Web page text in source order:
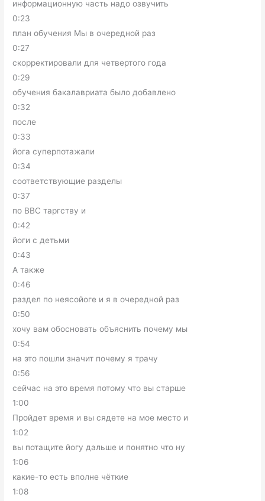
информационную часть надо озвучить
0:23
план обучения Мы в очередной раз
0:27
скорректировали для четвертого года
0:29
обучения бакалавриата было добавлено
0:32
после
0:33
йога суперпотажали
0:34
соответствующие разделы
0:37
по BBC таргству и
0:42
йоги с детьми
0:43
А также
0:46
раздел по неясойоге и я в очередной раз
0:50
хочу вам обосновать объяснить почему мы
0:54
на это пошли значит почему я трачу
0:56
сейчас на это время потому что вы старше
1:00
Пройдет время и вы сядете на мое место и
1:02
вы потащите йогу дальше и понятно что ну
1:06
какие-то есть вполне чёткие
1:08